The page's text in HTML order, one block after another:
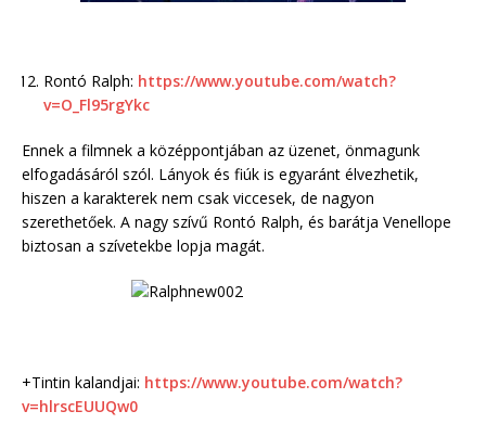
Rontó Ralph: https://www.youtube.com/watch?
v=O_Fl95rgYkc
Ennek a filmnek a középpontjában az üzenet, önmagunk
elfogadásáról szól. Lányok és fiúk is egyaránt élvezhetik,
hiszen a karakterek nem csak viccesek, de nagyon
szerethetőek. A nagy szívű Rontó Ralph, és barátja Venellope
biztosan a szívetekbe lopja magát.
+Tintin kalandjai: https://www.youtube.com/watch?
v=hlrscEUUQw0